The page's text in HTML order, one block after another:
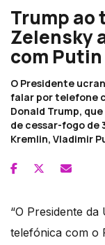
Trump ao
Zelensky
com Putin
O Presidente
falar por telefone
Donald Trump,
de cessar-fogo de
Kremlin, Vladimir
“O Presidente
telefónica com o